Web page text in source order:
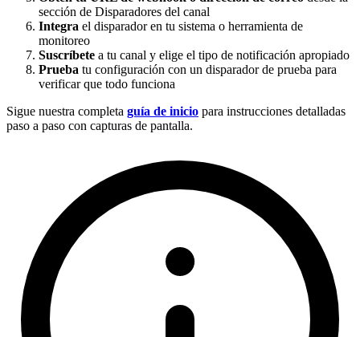
sección de Disparadores del canal
Integra el disparador en tu sistema o herramienta de
monitoreo
Suscríbete a tu canal y elige el tipo de notificación apropiado
Prueba tu configuración con un disparador de prueba para
verificar que todo funciona
Sigue nuestra completa guía de inicio para instrucciones detalladas
paso a paso con capturas de pantalla.